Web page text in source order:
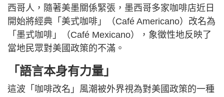
西哥人，隨著美墨關係緊張，墨西哥多家咖啡店近日
開始將經典「美式咖啡」（Café Americano）改名為
「墨式咖啡」（Café Mexicano），象徵性地反映了
當地民眾對美國政策的不滿。
「語言本身有力量」
這波「咖啡改名」風潮被外界視為對美國政策的一種